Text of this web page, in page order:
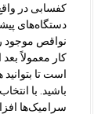
کفسابی در
دستگاه‌های
نواقص موجود
کار معمولاً
است تا
باشید. با
سرامیک‌ها